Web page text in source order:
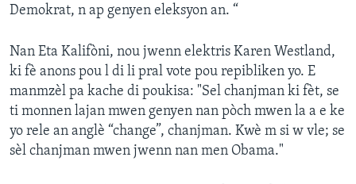
Demokrat, n ap genyen eleksyon an. “
Nan Eta Kalifòni, nou jwenn elektris Karen Westland,
ki fè anons pou l di li pral vote pou repibliken yo. E
manmzèl pa kache di poukisa: "Sel chanjman ki fèt, se
ti monnen lajan mwen genyen nan pòch mwen la a e ke
yo rele an anglè “change”, chanjman. Kwè m si w vle; se
sèl chanjman mwen jwenn nan men Obama."